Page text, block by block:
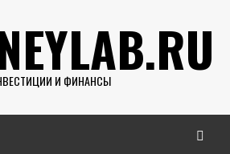
И ФИНАНСЫ